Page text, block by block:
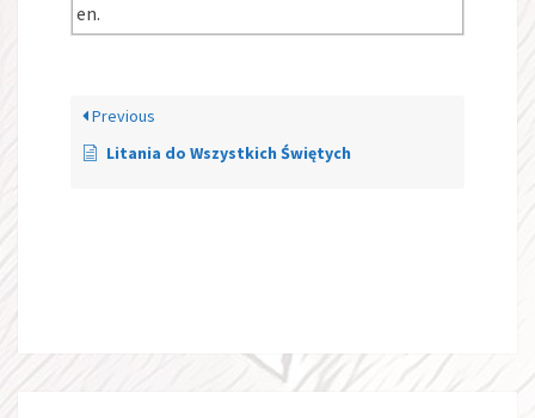
en.
Previous
Litania do Wszystkich Świętych